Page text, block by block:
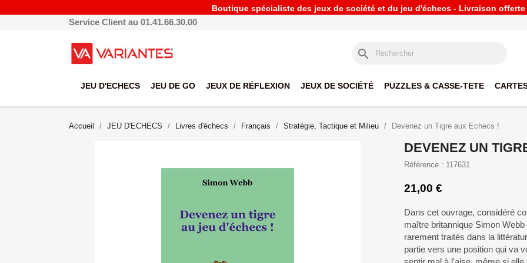
Boutique spécialiste des jeux de société et du jeu d'échecs - Livraison offerte
Service Client au 01.41.66.30.00
search
JEU D'ECHECS JEU DE GO JEUX DE RÉFLEXION JEUX DE SOCIÉTÉ PUZZLES & CASSE-TETE
Accueil JEU D'ECHECS Livres d'échecs Français Stratégie, Tactique et Milieu Devenez un Tigre aux Echecs !
DEVENEZ UN
Référence : 117631
21,00 €
Dans cet ouvrage, considéré
maître britannique Simon
rarement traités dans la
partie vers une position qui va